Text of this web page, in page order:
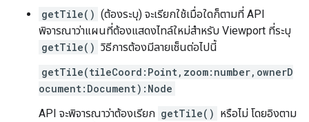
getTile() (ต้องระบุ) จะเรียกใช้เมื่อใดก็ตามที่ API
พิจารณาว่าแผนที่ต้องแสดงไทล์ใหม่สำหรับ Viewport ที่ระบุ
getTile() วิธีการต้องมีลายเซ็นต่อไปนี้
getTile(tileCoord:Point,zoom:number,ownerD
ocument:Document):Node
API จะพิจารณาว่าต้องเรียก getTile() หรือไม่ โดยอิงตาม